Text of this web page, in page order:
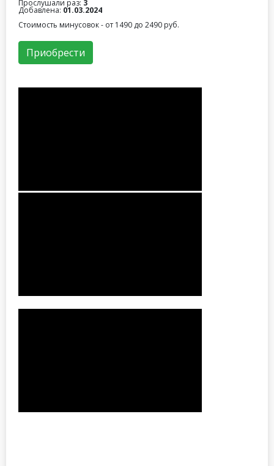
Прослушали раз: 3
Добавлена: 01.03.2024
Стоимость минусовок - от 1490 до 2490 руб.
Приобрести